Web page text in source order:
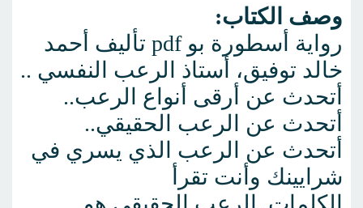
وصف الكتاب:
رواية أسطورة بو pdf تأليف أحمد
خالد توفيق، أستاذ الرعب النفسي ..
أتحدث عن أرقى أنواع الرعب..
أتحدث عن الرعب الحقيقي..
أتحدث عن الرعب الذي يسري في
شرايينك وأنت تقرأ